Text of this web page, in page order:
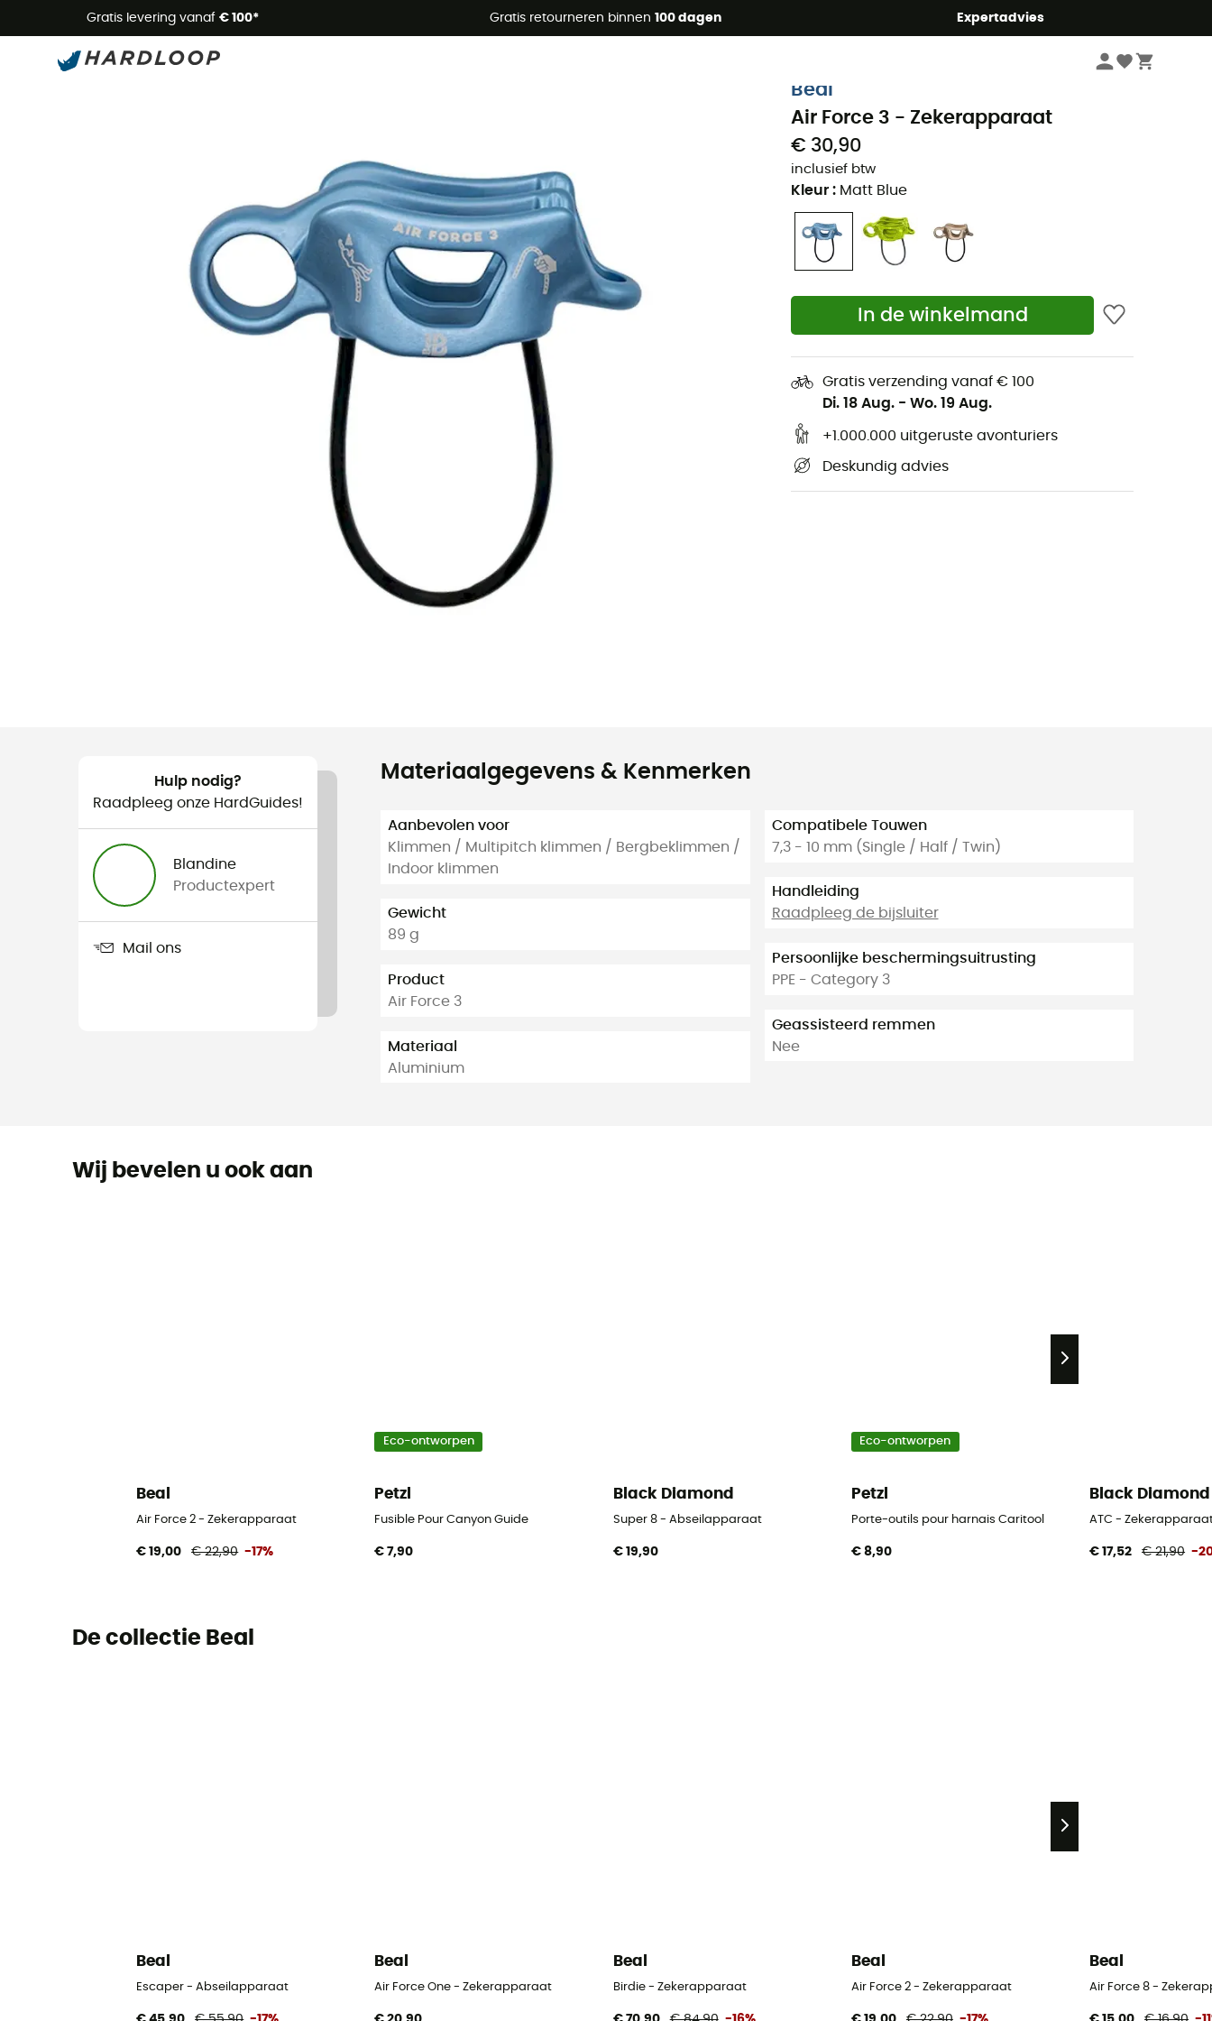
Gratis levering vanaf € 100* Gratis retourneren binnen 100 dagen Expertadvies
Zomeraanbiedingen 🔥 -5% EXTRA vanaf 2 producten* met code Summer5
Zeker- & abseilapparaten
Beal
Air Force 3 - Zekerapparaat
€ 30,90
inclusief btw
Kleur : Matt Blue
In de winkelmand
Gratis verzending vanaf € 100
Di. 18 Aug. - Wo. 19 Aug.
+1.000.000 uitgeruste avonturiers
Deskundig advies
Hulp nodig?
Raadpleeg onze HardGuides!
Blandine
Productexpert
Mail ons
Materiaalgegevens & Kenmerken
Aanbevolen voor
Klimmen / Multipitch klimmen / Bergbeklimmen /
Indoor klimmen
Gewicht
89 g
Product
Air Force 3
Materiaal
Aluminium
Compatibele Touwen
7,3 - 10 mm (Single / Half / Twin)
Handleiding
Raadpleeg de bijsluiter
Persoonlijke beschermingsuitrusting
PPE - Category 3
Geassisteerd remmen
Nee
Wij bevelen u ook aan
Beal
Air Force 2 - Zekerapparaat
€ 19,00 € 22,90 -17%
Eco-ontworpen
Petzl
Fusible Pour Canyon Guide
€ 7,90
Black Diamond
Super 8 - Abseilapparaat
€ 19,90
Eco-ontworpen
Petzl
Porte-outils pour harnais Caritool
€ 8,90
Black Diamond
ATC -
€ 17,52 € 21,90 -
De collectie Beal
Beal
Escaper - Abseilapparaat
Beal
Air Force One - Zekerapparaat
Beal
Birdie - Zekerapparaat
Beal
Air Force 2 - Zekerapparaat
Beal
Air Force 8 -